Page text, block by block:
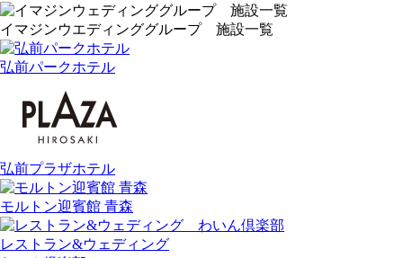
イマジンウエディンググループ 施設一覧
弘前パークホテル
弘前プラザホテル
モルトン迎賓館 青森
レストラン&ウェディング